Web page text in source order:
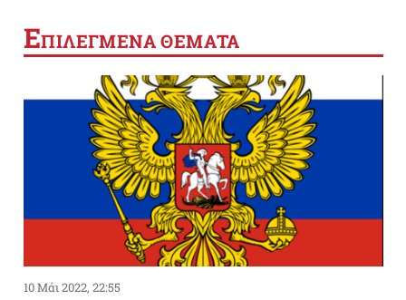
ΕΠΙΛΕΓΜΕΝΑ ΘΕΜΑΤΑ
10 Μάι 2022, 22:55